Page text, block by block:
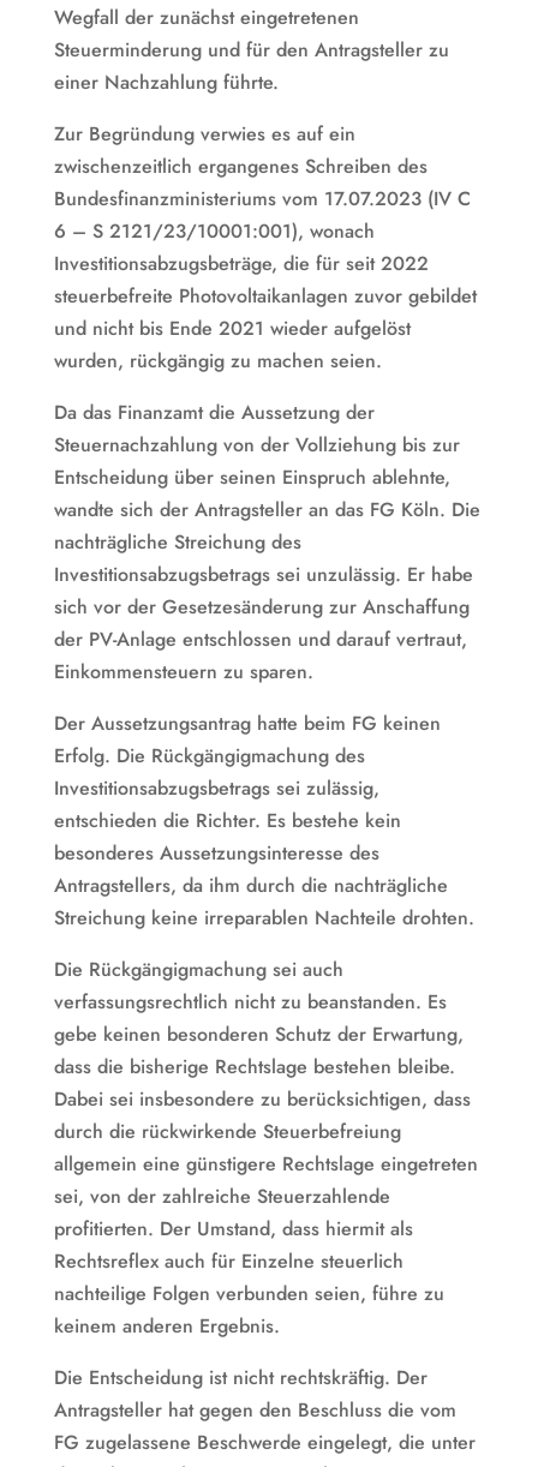
Wegfall der zunächst eingetretenen
Steuerminderung und für den Antragsteller zu
einer Nachzahlung führte.
Zur Begründung verwies es auf ein
zwischenzeitlich ergangenes Schreiben des
Bundesfinanzministeriums vom 17.07.2023 (IV C
6 – S 2121/23/10001:001), wonach
Investitionsabzugsbeträge, die für seit 2022
steuerbefreite Photovoltaikanlagen zuvor gebildet
und nicht bis Ende 2021 wieder aufgelöst
wurden, rückgängig zu machen seien.
Da das Finanzamt die Aussetzung der
Steuernachzahlung von der Vollziehung bis zur
Entscheidung über seinen Einspruch ablehnte,
wandte sich der Antragsteller an das FG Köln. Die
nachträgliche Streichung des
Investitionsabzugsbetrags sei unzulässig. Er habe
sich vor der Gesetzesänderung zur Anschaffung
der PV-Anlage entschlossen und darauf vertraut,
Einkommensteuern zu sparen.
Der Aussetzungsantrag hatte beim FG keinen
Erfolg. Die Rückgängigmachung des
Investitionsabzugsbetrags sei zulässig,
entschieden die Richter. Es bestehe kein
besonderes Aussetzungsinteresse des
Antragstellers, da ihm durch die nachträgliche
Streichung keine irreparablen Nachteile drohten.
Die Rückgängigmachung sei auch
verfassungsrechtlich nicht zu beanstanden. Es
gebe keinen besonderen Schutz der Erwartung,
dass die bisherige Rechtslage bestehen bleibe.
Dabei sei insbesondere zu berücksichtigen, dass
durch die rückwirkende Steuerbefreiung
allgemein eine günstigere Rechtslage eingetreten
sei, von der zahlreiche Steuerzahlende
profitierten. Der Umstand, dass hiermit als
Rechtsreflex auch für Einzelne steuerlich
nachteilige Folgen verbunden seien, führe zu
keinem anderen Ergebnis.
Die Entscheidung ist nicht rechtskräftig. Der
Antragsteller hat gegen den Beschluss die vom
FG zugelassene Beschwerde eingelegt, die unter